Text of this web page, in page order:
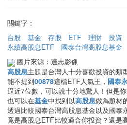
關鍵字：
台股
基金 存股 ETF 理財 投資
永續高股息ETF
國泰台灣高股息基金
圖片來源：達志影像
高股息主題是台灣人十分喜歡投資的類
能不提到00878這檔ETF人氣王， 國泰
逼近7位數，可以說十分地驚人！但是
也可以在基金中找到以高股息做為題材
透過比較國泰台灣高股息基金以及國泰
竟是高股息ETF比較適合你投資？還是